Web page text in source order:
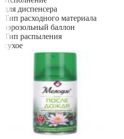
для диспенсера
Тип расходного материала
аэрозольный баллон
Тип распыления
сухое